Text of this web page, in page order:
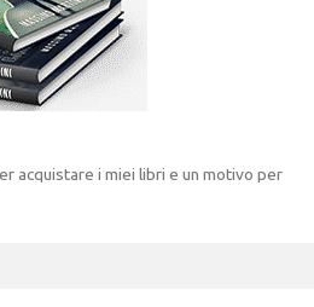
acquistare i miei libri e un motivo per